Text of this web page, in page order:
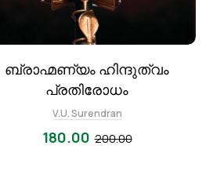
ബ്രാഹ്മണ്യം ഹിന്ദുത്വം
പ്രതിരോധം
V.U. Surendran
200.00
180.00